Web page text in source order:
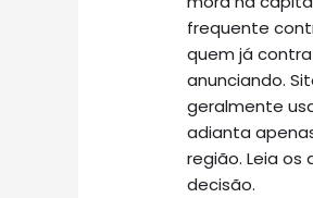
frequente
quem já
anunciando.
geralmente
adianta
região. Leia os
decisão.